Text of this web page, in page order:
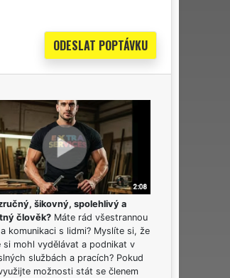
šikovný, spolehlivý a
člověk? Máte rád všestrannou
komunikaci s lidmi? Myslíte si, že
si mohl vydělávat a podnikat v
službách a pracích? Pokud
možnosti stát se členem